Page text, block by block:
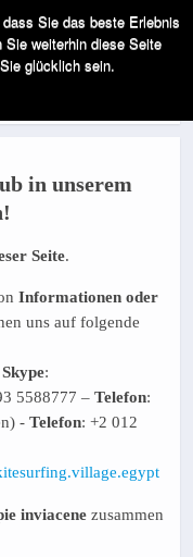
MIT UNS
in unserem
Seite.
Informationen oder
uns auf folgende
Skype:
5588777 – Telefon:
- Telefon: +2 012
inviacene zusammen
Sie das beste Erlebnis
Sie weiterhin diese Seite
glücklich sein.